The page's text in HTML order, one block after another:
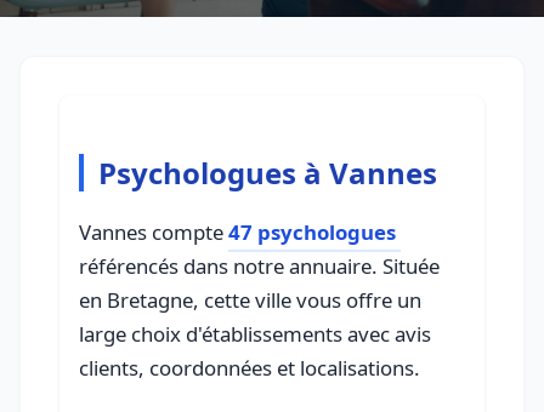
Psychologues à Vannes
Vannes compte47 psychologues
référencés dans notre annuaire. Située
en Bretagne, cette ville vous offre un
large choix d'établissements avec avis
clients, coordonnées et localisations.